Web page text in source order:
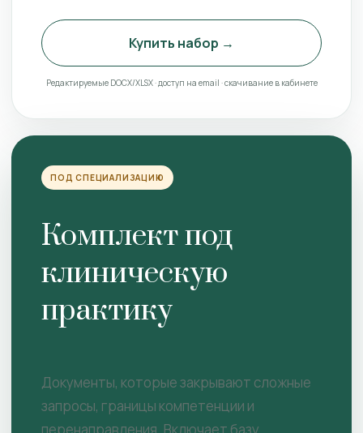
Купить набор →
Редактируемые DOCX/XLSX · доступ на email · скачивание в кабинете
ПОД СПЕЦИАЛИЗАЦИЮ
Комплект под
клиническую
практику
Документы, которые закрывают сложные
запросы, границы компетенции и